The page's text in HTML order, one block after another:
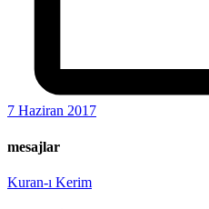
7 Haziran 2017
mesajlar
Kuran-ı Kerim